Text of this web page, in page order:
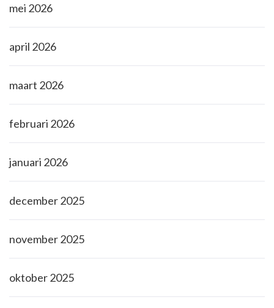
mei 2026
april 2026
maart 2026
februari 2026
januari 2026
december 2025
november 2025
oktober 2025